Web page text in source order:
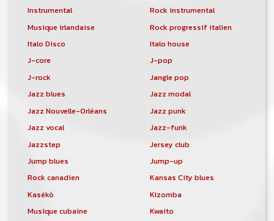
Instrumental
Rock instrumental
Musique irlandaise
Rock progressif italien
Italo Disco
Italo house
J-core
J-pop
J-rock
Jangle pop
Jazz blues
Jazz modal
Jazz Nouvelle-Orléans
Jazz punk
Jazz vocal
Jazz-funk
Jazzstep
Jersey club
Jump blues
Jump-up
Rock canadien
Kansas City blues
Kasékò
Kizomba
Musique cubaine
Kwaito